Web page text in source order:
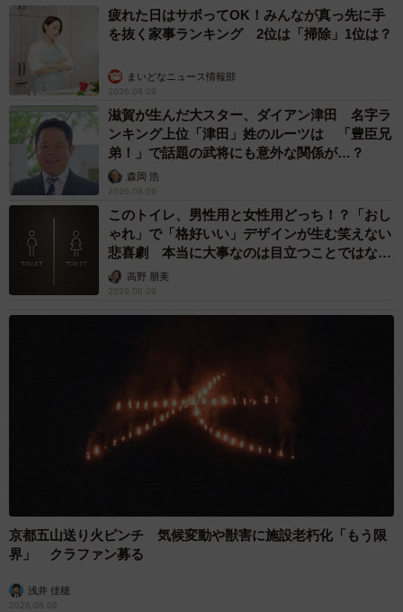
疲れた日はサボってOK！みんなが真っ先に手
を抜く家事ランキング 2位は「掃除」1位は？
まいどなニュース情報部
2026.08.09
滋賀が生んだ大スター、ダイアン津田 名字ラ
ンキング上位「津田」姓のルーツは 「豊臣兄
弟！」で話題の武将にも意外な関係が…？
森岡 浩
2026.08.09
このトイレ、男性用と女性用どっち！？「おし
ゃれ」で「格好いい」デザインが生む笑えない
悲喜劇 本当に大事なのは目立つことではな
く…高野 朋美
2026.08.09
京都五山送り火ピンチ 気候変動や獣害に施設老朽化「もう限
界」 クラファン募る
浅井 佳穂
2026.08.09